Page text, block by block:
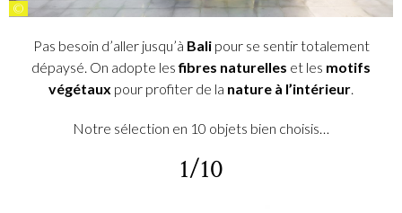
©
Pas besoin d’aller jusqu’à Balipour se sentir totalement
dépaysé. On adopte lesfibres naturelles et les motifs
végétaux pour profiter de la nature à l’intérieur.
Notre sélection en 10 objets bien choisis…
1/10